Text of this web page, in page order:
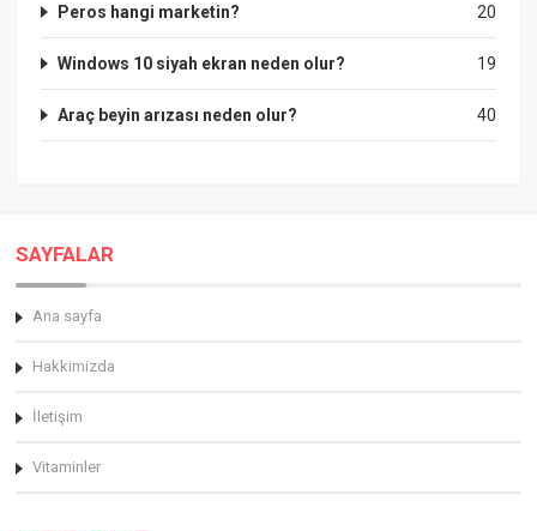
20
Peros hangi marketin?
19
Windows 10 siyah ekran neden olur?
40
Araç beyin arızası neden olur?
SAYFALAR
Ana sayfa
Hakkimizda
İletişim
Vitaminler